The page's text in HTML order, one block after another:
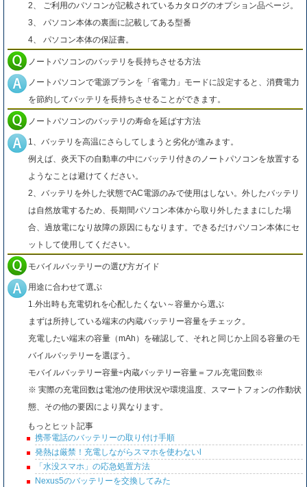
2、 ご利用のパソコンが記載されているカタログのオプション品ページ。
3、 パソコン本体の裏面に記載してある型番
4、 パソコン本体の保証書。
ノートパソコンのバッテリを長持ちさせる方法
ノートパソコンで電源プランを「省電力」モードに設定すると、消費電力
を節約してバッテリを長持ちさせることができます。
ノートパソコンのバッテリの寿命を延ばす方法
1、バッテリを高温にさらしてしまうと劣化が進みます。
例えば、炎天下の自動車の中にバッテリ付きのノートパソコンを放置する
ようなことは避けてください。
2、バッテリを外した状態でAC電源のみで使用はしない。外したバッテリ
は自然放電するため、長期間パソコン本体から取り外したままにした場
合、過放電になり故障の原因にもなります。できるだけパソコン本体にセ
ットして使用してください。
モバイルバッテリーの選び方ガイド
用途に合わせて選ぶ
1.外出時も充電切れを心配したくない～容量から選ぶ
まずは所持している端末の内蔵バッテリー容量をチェック。
充電したい端末の容量（mAh）を確認して、それと同じか上回る容量のモ
バイルバッテリーを選ぼう。
モバイルバッテリー容量÷内蔵バッテリー容量＝フル充電回数※
※ 実際の充電回数は電池の使用状況や環境温度、スマートフォンの作動状
態、その他の要因により異なります。
もっとヒット記事
携帯電話のバッテリーの取り付け手順
発熱は厳禁！充電しながらスマホを使わないl
「水没スマホ」の応急処置方法
Nexus5のバッテリーを交換してみた